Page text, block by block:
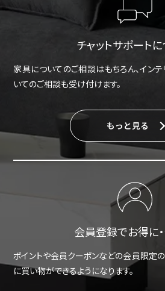
チャットサポート
家具についてのご相談はもちろん、イン
いてのご相談も受け付けます。
もっと見る
会員登録でお得に
ポイントや会員クーポンなどの会員限定
に買い物ができるようになります。